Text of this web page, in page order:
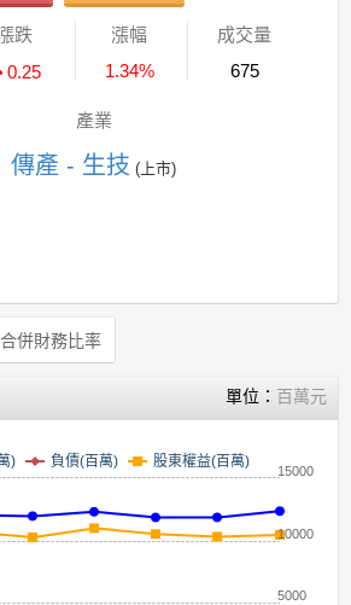
跌
0.25
漲幅
1.34%
成交量
675
產業
傳產 - 生技 (上市)
併財務比率
單位： 百萬元
) 負債(百萬) 股東權益(百萬)
5000
10000
15000